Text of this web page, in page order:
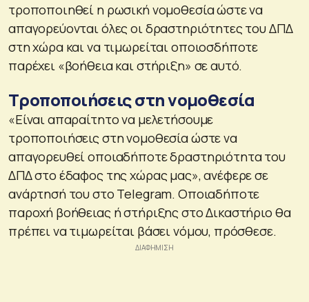
τροποποιηθεί η ρωσική νομοθεσία ώστε να
απαγορεύονται όλες οι δραστηριότητες του ΔΠΔ
στη χώρα και να τιμωρείται οποιοσδήποτε
παρέχει «βοήθεια και στήριξη» σε αυτό.
Τροποποιήσεις στη νομοθεσία
«Είναι απαραίτητο να μελετήσουμε
τροποποιήσεις στη νομοθεσία ώστε να
απαγορευθεί οποιαδήποτε δραστηριότητα του
ΔΠΔ στο έδαφος της χώρας μας», ανέφερε σε
ανάρτησή του στο Telegram. Οποιαδήποτε
παροχή βοήθειας ή στήριξης στο Δικαστήριο θα
πρέπει να τιμωρείται βάσει νόμου, πρόσθεσε.